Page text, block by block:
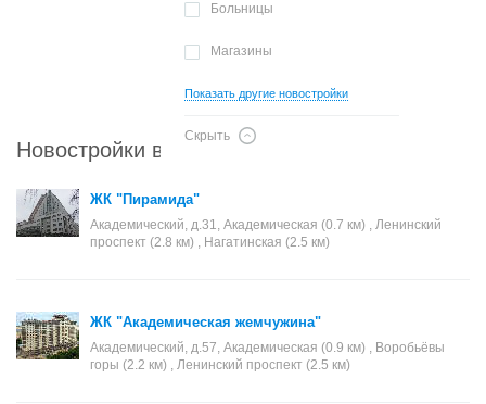
Больницы
Магазины
Показать другие новостройки
Скрыть
Новостройки в районе Академический
ЖК "Пирамида"
Академический, д.31, Академическая (0.7 км) , Ленинский
проспект (2.8 км) , Нагатинская (2.5 км)
ЖК "Академическая жемчужина"
Академический, д.57, Академическая (0.9 км) , Воробьёвы
горы (2.2 км) , Ленинский проспект (2.5 км)